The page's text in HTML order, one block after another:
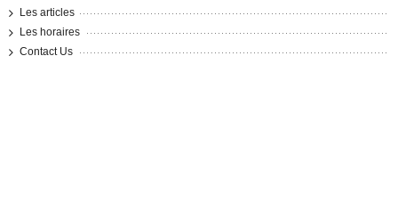
Les articles
Les horaires
Contact Us